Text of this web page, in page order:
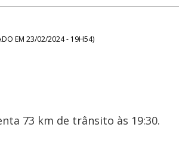
EM 23/02/2024 - 19H54)
73 km de trânsito às 19:30.